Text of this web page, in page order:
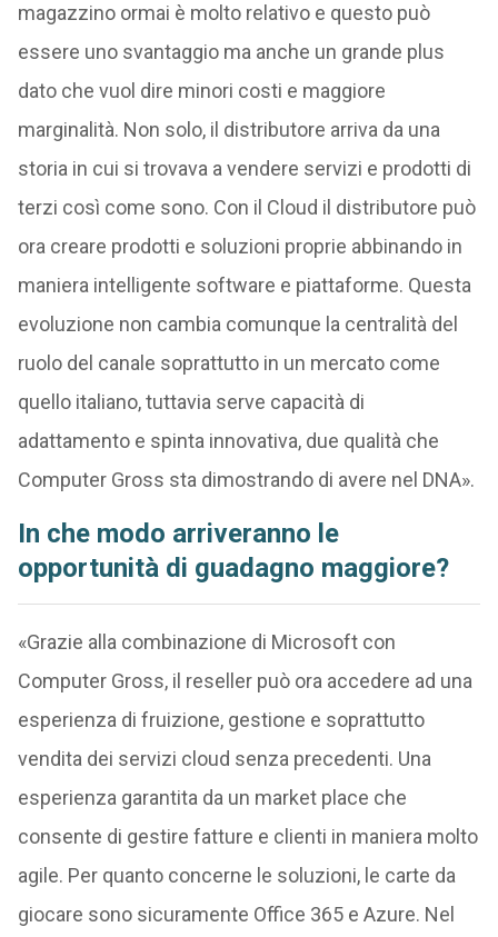
magazzino ormai è molto relativo e questo può
essere uno svantaggio ma anche un grande plus
dato che vuol dire minori costi e maggiore
marginalità. Non solo, il distributore arriva da una
storia in cui si trovava a vendere servizi e prodotti di
terzi così come sono. Con il Cloud il distributore può
ora creare prodotti e soluzioni proprie abbinando in
maniera intelligente software e piattaforme. Questa
evoluzione non cambia comunque la centralità del
ruolo del canale soprattutto in un mercato come
quello italiano, tuttavia serve capacità di
adattamento e spinta innovativa, due qualità che
Computer Gross sta dimostrando di avere nel DNA».
In che modo arriveranno le
opportunità di guadagno maggiore?
«Grazie alla combinazione di Microsoft con
Computer Gross, il reseller può ora accedere ad una
esperienza di fruizione, gestione e soprattutto
vendita dei servizi cloud senza precedenti. Una
esperienza garantita da un market place che
consente di gestire fatture e clienti in maniera molto
agile. Per quanto concerne le soluzioni, le carte da
giocare sono sicuramente Office 365 e Azure. Nel